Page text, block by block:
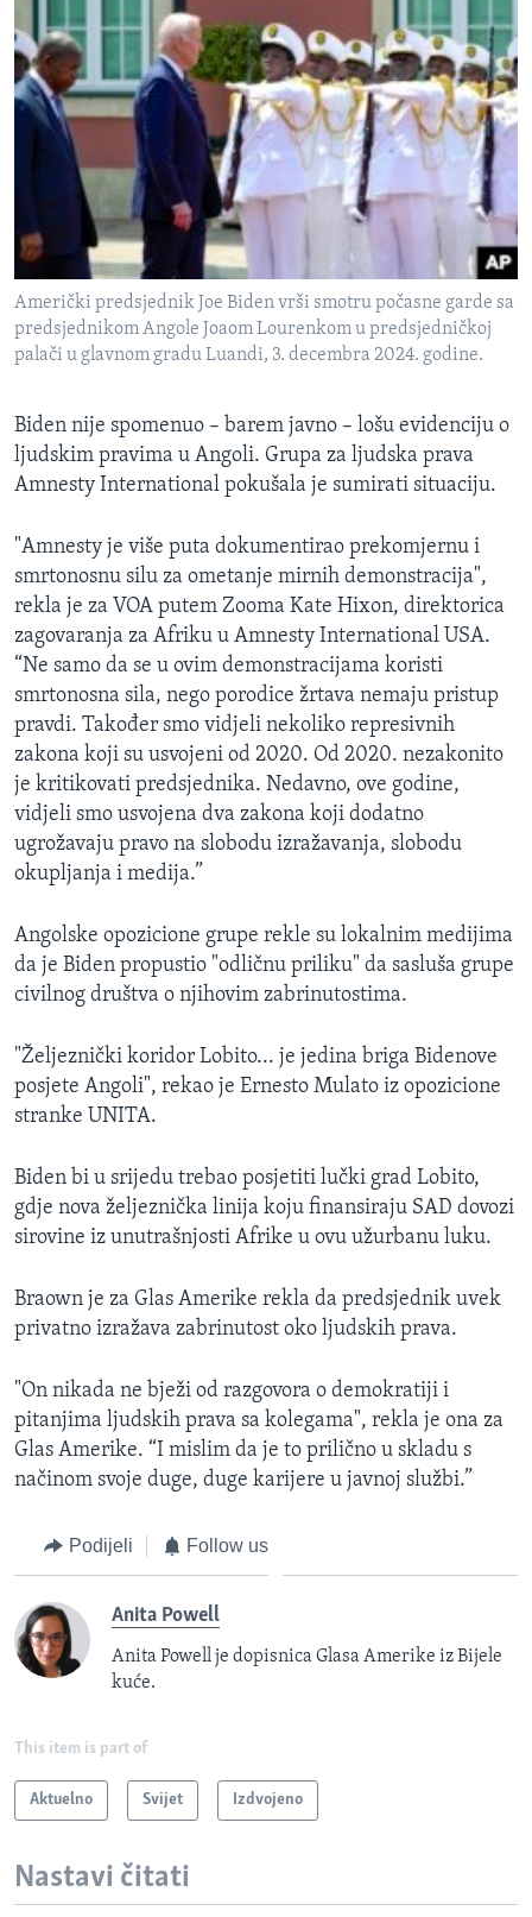
Američki predsjednik Joe Biden vrši smotru počasne garde sa
predsjednikom Angole Joaom Lourenkom u predsjedničkoj
palači u glavnom gradu Luandi, 3. decembra 2024. godine.
Biden nije spomenuo – barem javno – lošu evidenciju o
ljudskim pravima u Angoli. Grupa za ljudska prava
Amnesty International pokušala je sumirati situaciju.
"Amnesty je više puta dokumentirao prekomjernu i
smrtonosnu silu za ometanje mirnih demonstracija",
rekla je za VOA putem Zooma Kate Hixon, direktorica
zagovaranja za Afriku u Amnesty International USA.
“Ne samo da se u ovim demonstracijama koristi
smrtonosna sila, nego porodice žrtava nemaju pristup
pravdi. Također smo vidjeli nekoliko represivnih
zakona koji su usvojeni od 2020. Od 2020. nezakonito
je kritikovati predsjednika. Nedavno, ove godine,
vidjeli smo usvojena dva zakona koji dodatno
ugrožavaju pravo na slobodu izražavanja, slobodu
okupljanja i medija.”
Angolske opozicione grupe rekle su lokalnim medijima
da je Biden propustio "odličnu priliku" da sasluša grupe
civilnog društva o njihovim zabrinutostima.
"Željeznički koridor Lobito... je jedina briga Bidenove
posjete Angoli", rekao je Ernesto Mulato iz opozicione
stranke UNITA.
Biden bi u srijedu trebao posjetiti lučki grad Lobito,
gdje nova željeznička linija koju finansiraju SAD dovozi
sirovine iz unutrašnjosti Afrike u ovu užurbanu luku.
Braown je za Glas Amerike rekla da predsjednik uvek
privatno izražava zabrinutost oko ljudskih prava.
"On nikada ne bježi od razgovora o demokratiji i
pitanjima ljudskih prava sa kolegama", rekla je ona za
Glas Amerike. “I mislim da je to prilično u skladu s
načinom svoje duge, duge karijere u javnoj službi.”
Podijeli Follow us
Anita Powell
Anita Powell je dopisnica Glasa Amerike iz Bijele
kuće.
This item is part of
Aktuelno Svijet Izdvojeno
Nastavi čitati